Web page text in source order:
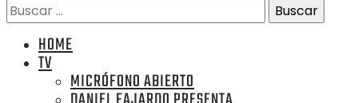
HOME
TV
MICRÓFONO ABIERTO